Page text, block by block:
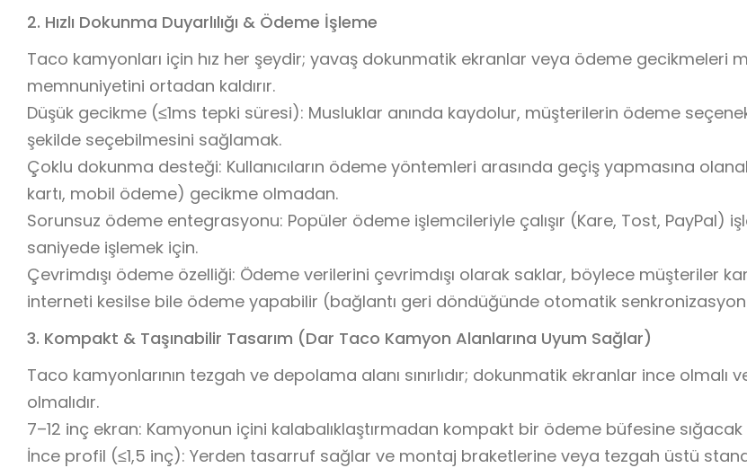
2. Hızlı Dokunma Duyarlılığı & Ödeme İşleme
Taco kamyonları için hız her şeydir; yavaş dokunmatik ekranlar veya ödeme gecikmeleri
memnuniyetini ortadan kaldırır.
Düşük gecikme (≤1ms tepki süresi): Musluklar anında kaydolur, müşterilerin ödeme
şekilde seçebilmesini sağlamak.
Çoklu dokunma desteği: Kullanıcıların ödeme yöntemleri arasında geçiş yapmasına
kartı, mobil ödeme) gecikme olmadan.
Sorunsuz ödeme entegrasyonu: Popüler ödeme işlemcileriyle çalışır (Kare, Tost, PayPal)
saniyede işlemek için.
Çevrimdışı ödeme özelliği: Ödeme verilerini çevrimdışı olarak saklar, böylece müşteriler
interneti kesilse bile ödeme yapabilir (bağlantı geri döndüğünde otomatik
3. Kompakt & Taşınabilir Tasarım (Dar Taco Kamyon Alanlarına Uyum Sağlar)
Taco kamyonlarının tezgah ve depolama alanı sınırlıdır; dokunmatik ekranlar ince olmalı
olmalıdır.
7–12 inç ekran: Kamyonun içini kalabalıklaştırmadan kompakt bir ödeme büfesine
İnce profil (≤1,5 inç): Yerden tasarruf sağlar ve montaj braketlerine veya tezgah üstü